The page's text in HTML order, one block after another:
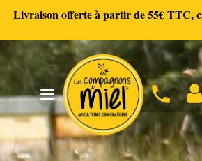
Livraison offerte à partir de 55€ TTC,
Aller
au
contenu